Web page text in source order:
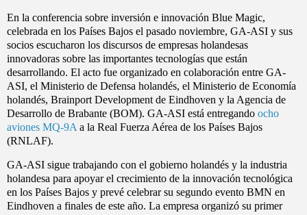
En la conferencia sobre inversión e innovación Blue Magic,
celebrada en los Países Bajos el pasado noviembre, GA-ASI y sus
socios escucharon los discursos de empresas holandesas
innovadoras sobre las importantes tecnologías que están
desarrollando. El acto fue organizado en colaboración entre GA-
ASI, el Ministerio de Defensa holandés, el Ministerio de Economía
holandés, Brainport Development de Eindhoven y la Agencia de
Desarrollo de Brabante (BOM). GA-ASI está entregando ocho
aviones MQ-9A a la Real Fuerza Aérea de los Países Bajos
(RNLAF).
GA-ASI sigue trabajando con el gobierno holandés y la industria
holandesa para apoyar el crecimiento de la innovación tecnológica
en los Países Bajos y prevé celebrar su segundo evento BMN en
Eindhoven a finales de este año. La empresa organizó su primer